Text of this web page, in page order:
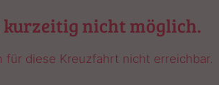
nicht möglich.
diese Kreuzfahrt nicht erreichbar.